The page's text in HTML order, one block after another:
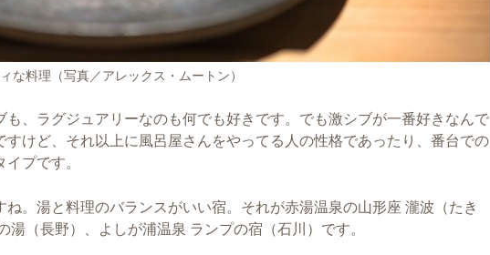
な料理（写真／アレックス・ムートン）
、ラグジュアリーなのも何でも好きです。でも激シブが一番好きなんで
けど、それ以上に風呂屋さんをやってる人の性格であったり、番台での
プです。
。湯と料理のバランスがいい宿。それが赤湯温泉の山形座 瀧波（たき
（長野）、よしが浦温泉 ランプの宿（石川）です。